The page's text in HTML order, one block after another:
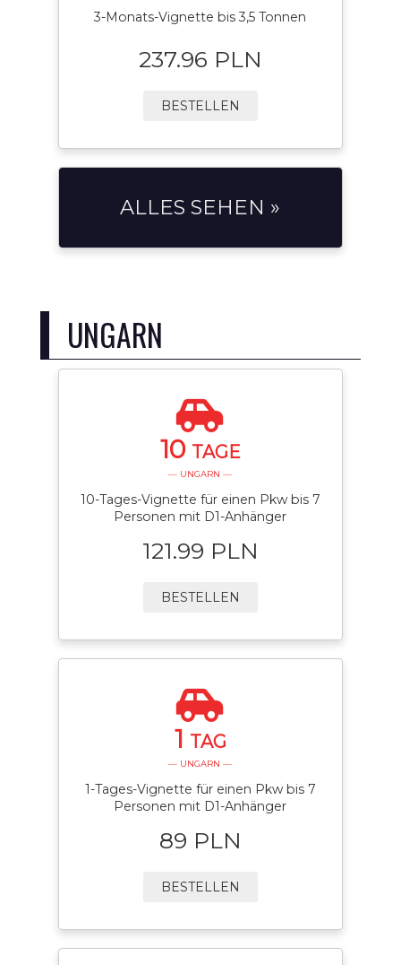
3-Monats-Vignette bis 3,5 Tonnen
237.96 PLN
BESTELLEN
ALLES SEHEN »
UNGARN
10 TAGE
— UNGARN —
10-Tages-Vignette für einen Pkw bis 7
Personen mit D1-Anhänger
121.99 PLN
BESTELLEN
1 TAG
— UNGARN —
1-Tages-Vignette für einen Pkw bis 7
Personen mit D1-Anhänger
89 PLN
BESTELLEN